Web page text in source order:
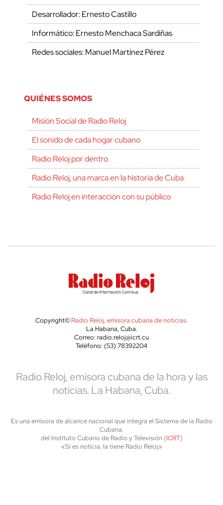
Desarrollador: Ernesto Castillo
Informático: Ernesto Menchaca Sardiñas
Redes sociales: Manuel Martínez Pérez
QUIÉNES SOMOS
Misión Social de Radio Reloj
El sonido de cada hogar cubano
Radio Reloj por dentro
Radio Reloj, una marca en la historia de Cuba
Radio Reloj en interacción con su público
Copyright© Radio Reloj, emisora cubana de noticias.
La Habana, Cuba.
Correo: radio.reloj@icrt.cu
Teléfono: (53) 78392204
Radio Reloj, emisora cubana de la hora y las
noticias. La Habana, Cuba.
Es una emisora de alcance nacional que integra el Sistema de la Radio
Cubana,
del Instituto Cubano de Radio y Televisión (ICRT)
«Si es noticia, la tiene Radio Reloj»